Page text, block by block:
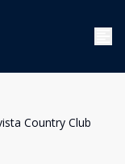
Country Club